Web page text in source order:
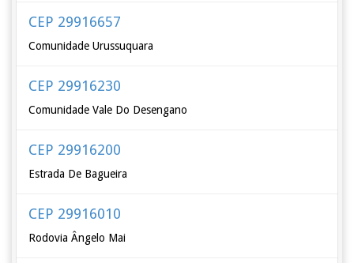
CEP 29916657
Comunidade Urussuquara
CEP 29916230
Comunidade Vale Do Desengano
CEP 29916200
Estrada De Bagueira
CEP 29916010
Rodovia Ângelo Mai